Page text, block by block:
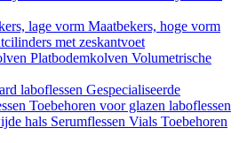
lage vorm Maatbekers, hoge vorm
met zeskantvoet
Platbodemkolven Volumetrische
laboflessen Gespecialiseerde
Toebehoren voor glazen laboflessen
hals Serumflessen Vials Toebehoren